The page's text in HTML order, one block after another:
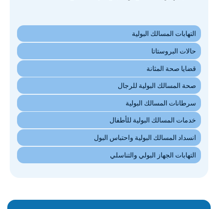
صحة المسالك البولية للرجال
سرطانات المسالك البولية
خدمات المسالك البولية للأطفال
انسداد المسالك البولية واحتباس البول
التهابات الجهاز البولي والتناسلي
هل لديك استفسار؟ هل تريد تقديم تعليق أو اقتراح؟